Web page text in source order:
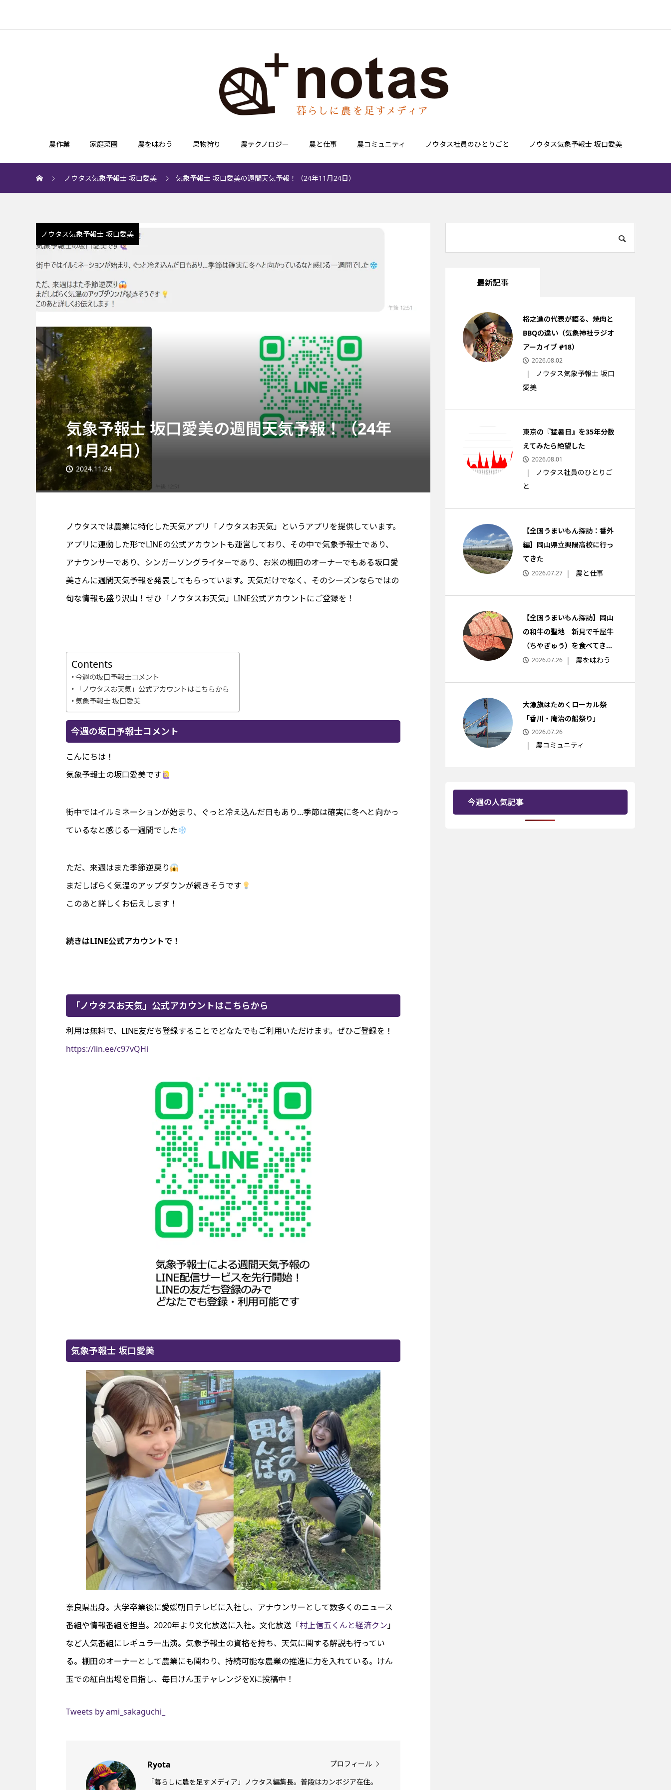
農作業 家庭菜園 農を味わう 果物狩り 農テクノロジー 農と仕事 農コミュニティ ノウタス社員のひとりごと ノウタス気象予報士 坂口愛美
ノウタス気象予報士 坂口愛美 気象予報士 坂口愛美の週間天気予報！（24年11月24日）
ノウタス気象予報士 坂口愛美
気象予報士 坂口愛美の週間天気予報！（24年
11月24日）
2024.11.24
ノウタスでは農業に特化した天気アプリ「ノウタスお天気」というアプリを提供しています。
アプリに連動した形でLINEの公式アカウントも運営しており、その中で気象予報士であり、
アナウンサーであり、シンガーソングライターであり、お米の棚田のオーナーでもある坂口愛
美さんに週間天気予報を発表してもらっています。天気だけでなく、そのシーズンならではの
旬な情報も盛り沢山！ぜひ「ノウタスお天気」LINE公式アカウントにご登録を！
Contents
今週の坂口予報士コメント
「ノウタスお天気」公式アカウントはこちらから
気象予報士 坂口愛美
今週の坂口予報士コメント
こんにちは！
気象予報士の坂口愛美です
街中ではイルミネーションが始まり、ぐっと冷え込んだ日もあり…季節は確実に冬へと向かっ
ているなと感じる一週間でした
ただ、来週はまた季節逆戻り
まだしばらく気温のアップダウンが続きそうです
このあと詳しくお伝えします！
続きはLINE公式アカウントで！
「ノウタスお天気」公式アカウントはこちらから
利用は無料で、LINE友だち登録することでどなたでもご利用いただけます。ぜひご登録を！
https://lin.ee/c97vQHi
気象予報士 坂口愛美
奈良県出身。大学卒業後に愛媛朝日テレビに入社し、アナウンサーとして数多くのニュース
番組や情報番組を担当。2020年より文化放送に入社。文化放送「村上信五くんと経済クン」
など人気番組にレギュラー出演。気象予報士の資格を持ち、天気に関する解説も行ってい
る。棚田のオーナーとして農業にも関わり、持続可能な農業の推進に力を入れている。けん
玉での紅白出場を目指し、毎日けん玉チャレンジをXに投稿中！
Tweets by ami_sakaguchi_
Ryota
プロフィール
「暮らしに農を足すメディア」ノウタス編集長。普段はカンボジア在住。
最新記事
格之進の代表が語る、焼肉と
BBQの違い（気象神社ラジオ
アーカイブ #18）
2026.08.02
ノウタス気象予報士 坂口
愛美
東京の『猛暑日』を35年分数
えてみたら絶望した
2026.08.01
ノウタス社員のひとりご
と
【全国うまいもん探訪：番外
編】岡山県立興陽高校に行っ
てきた
2026.07.27 農と仕事
【全国うまいもん探訪】岡山
の和牛の聖地 新見で千屋牛
（ちやぎゅう）を食べてき...
2026.07.26 農を味わう
大漁旗はためくローカル祭
「香川・庵治の船祭り」
2026.07.26
農コミュニティ
今週の人気記事